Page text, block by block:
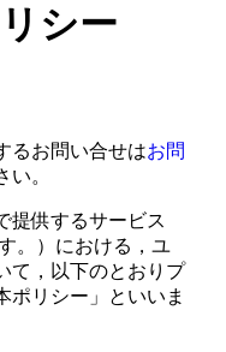
シー
るお問い合せはお問
い。
提供するサービス
。）における，ユ
て，以下のとおりプ
ポリシー」といいま